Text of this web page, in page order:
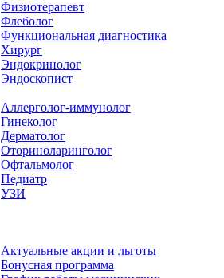
Физиотерапевт
Флеболог
Функциональная диагностика
Хирург
Эндокринолог
Эндоскопист
Аллерголог-иммунолог
Гинеколог
Дерматолог
Оториноларинголог
Офтальмолог
Педиатр
УЗИ
Актуальные акции и льготы
Бонусная программа